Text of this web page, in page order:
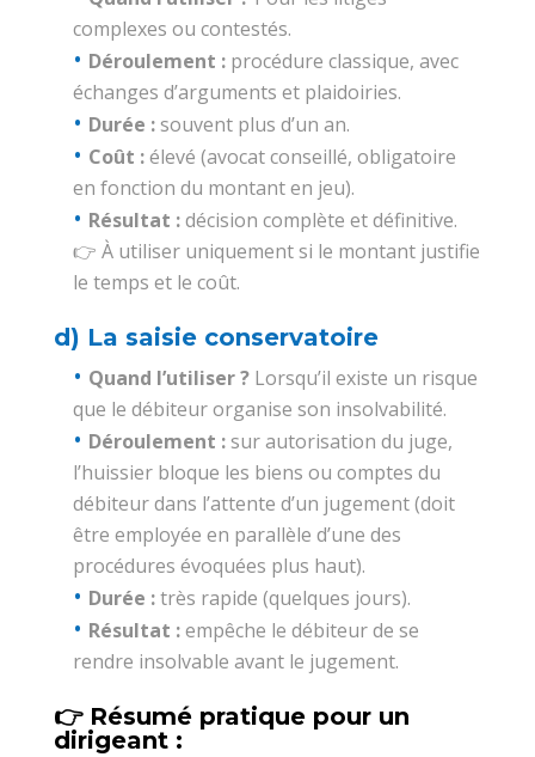
complexes ou contestés.
Déroulement :procédure classique, avec
échanges d’arguments et plaidoiries.
Durée :souvent plus d’un an.
Coût :élevé (avocat conseillé, obligatoire
en fonction du montant en jeu).
Résultat :décision complète et définitive.
👉 À utiliser uniquement si le montant justifie
le temps et le coût.
d) La saisie conservatoire
Quand l’utiliser ? Lorsqu’il existe un risque
que le débiteur organise son insolvabilité.
Déroulement :sur autorisation du juge,
l’huissier bloque les biens ou comptes du
débiteur dans l’attente d’un jugement (doit
être employée en parallèle d’une des
procédures évoquées plus haut).
Durée :très rapide (quelques jours).
Résultat :empêche le débiteur de se
rendre insolvable avant le jugement.
👉 Résumé pratique pour un
dirigeant :